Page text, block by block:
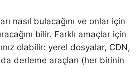
nasıl bulacağını ve onlar için
bilir. Farklı amaçlar için
olabilir: yerel dosyalar, CDN,
derleme araçları (her birinin